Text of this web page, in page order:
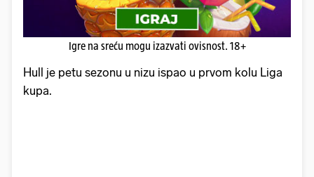
Igre na sreću mogu izazvati ovisnost. 18+
Hull je petu sezonu u nizu ispao u prvom kolu Liga
kupa.